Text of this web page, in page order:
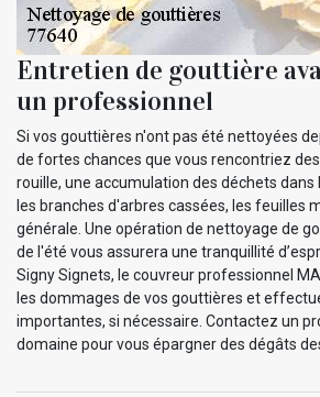
Entretien de gouttière
un professionnel
Si vos gouttières n'ont pas été nettoyées
de fortes chances que vous rencontriez
rouille, une accumulation des déchets
les branches d'arbres cassées, les feuilles
générale. Une opération de nettoyage de
de l'été vous assurera une tranquillité
Signy Signets, le couvreur professionnel
les dommages de vos gouttières et
importantes, si nécessaire. Contactez un
domaine pour vous épargner des dégâts